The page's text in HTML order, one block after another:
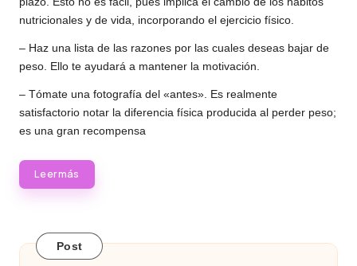
nutricionales y de vida, incorporando el ejercicio físico.
– Haz una lista de las razones por las cuales deseas bajar de
peso. Ello te ayudará a mantener la motivación.
– Tómate una fotografía del «antes». Es realmente
satisfactorio notar la diferencia física producida al perder peso;
es una gran recompensa
Leer más
Post